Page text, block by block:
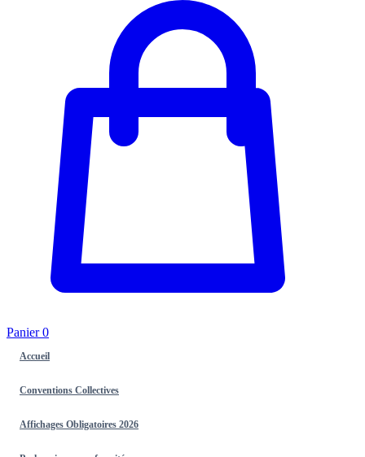
Panier0
Accueil
Conventions Collectives
Affichages Obligatoires 2026